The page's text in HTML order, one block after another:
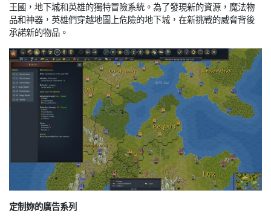
王國，地下城和英雄的獨特冒險系統。為了發現新的資源，魔法物
品和神器，英雄們穿越地圖上危險的地下城，在新挑戰的威脅背後
承諾新的物品。
定制妳的廣告系列